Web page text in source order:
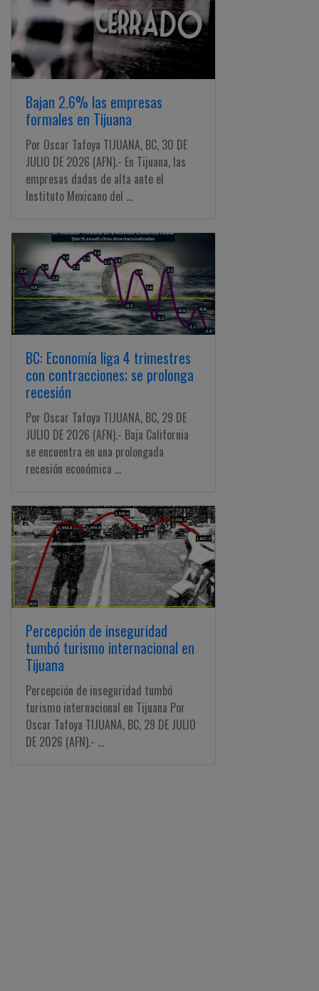
Bajan 2.6% las empresas
formales en Tijuana
Por Oscar Tafoya TIJUANA, BC, 30 DE
JULIO DE 2026 (AFN).- En Tijuana, las
empresas dadas de alta ante el
Instituto Mexicano del ...
BC: Economía liga 4 trimestres
con contracciones; se prolonga
recesión
Por Oscar Tafoya TIJUANA, BC, 29 DE
JULIO DE 2026 (AFN).- Baja California
se encuentra en una prolongada
recesión económica ...
Percepción de inseguridad
tumbó turismo internacional en
Tijuana
Percepción de inseguridad tumbó
turismo internacional en Tijuana Por
Oscar Tafoya TIJUANA, BC, 29 DE JULIO
DE 2026 (AFN).- ...